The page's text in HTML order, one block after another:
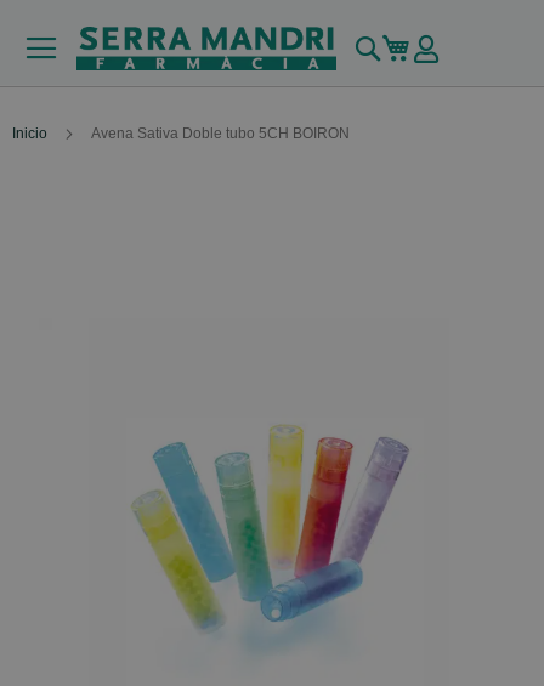
Buscar
Mi carrito
Inicio Avena Sativa Doble tubo 5CH BOIRON